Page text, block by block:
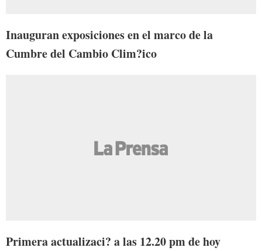
Inauguran exposiciones en el marco de la
Cumbre del Cambio Clim?ico
Primera actualizaci? a las 12.20 pm de hoy